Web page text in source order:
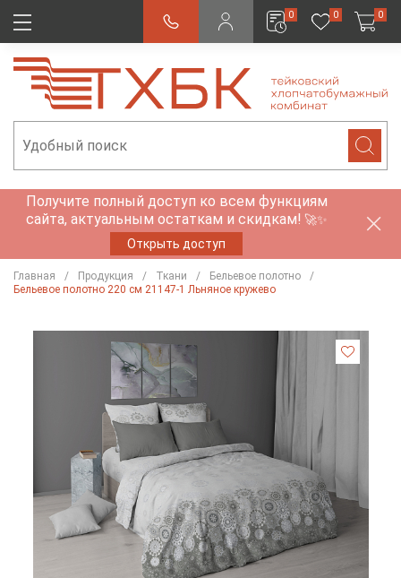
0 0 0
Получите полный доступ ко всем функциям
сайта, актуальным остаткам и скидкам! 🚀✨
Открыть доступ
Главная Продукция Ткани
Бельевое полотно
Бельевое полотно 220 см 21147-1 Льняное кружево